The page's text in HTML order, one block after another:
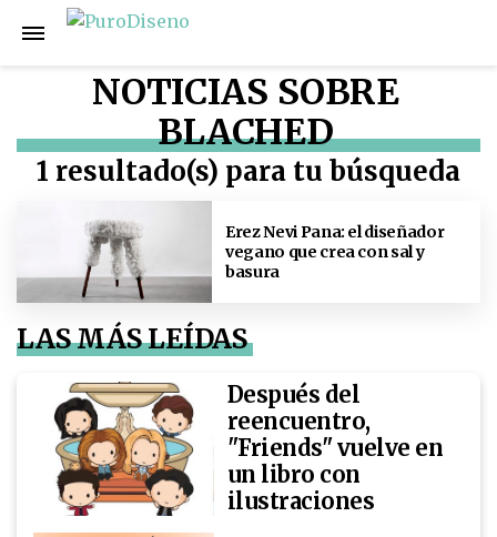
NOTICIAS SOBRE
BLACHED
1 resultado(s) para tu búsqueda
Erez Nevi Pana: el diseñador
vegano que crea con sal y
basura
LAS MÁS LEÍDAS
Después del
reencuentro,
"Friends" vuelve en
un libro con
ilustraciones